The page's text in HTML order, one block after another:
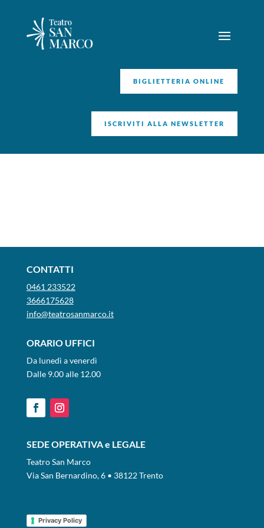
BIGLIETTERIA ONLINE
ISCRIVITI ALLA NEWSLETTER
CONTATTI
0461 233522
3666175628
info@teatrosanmarco.it
ORARIO UFFICI
Da lunedì a venerdì
Dalle 9.00 alle 12.00
SEDE OPERATIVA e LEGALE
Teatro San Marco
Via San Bernardino, 6 • 38122 Trento
Privacy Policy